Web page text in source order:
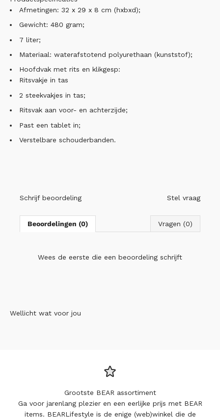
Afmetingen: 32 x 29 x 8 cm (hxbxd);
Gewicht: 480 gram;
7 liter;
Materiaal: waterafstotend polyurethaan (kunststof);
Hoofdvak met rits en klikgesp:
Ritsvakje in tas
2 steekvakjes in tas;
Ritsvak aan voor- en achterzijde;
Past een tablet in;
Verstelbare schouderbanden.
Schrijf beoordeling Stel vraag
Beoordelingen (0) Vragen (0)
Wees de eerste die een beoordeling schrijft
Wellicht wat voor jou
Grootste BEAR assortiment
Ga voor jarenlang plezier en een eerlijke prijs met BEAR
items. BEARLifestyle is de enige (web)winkel die de